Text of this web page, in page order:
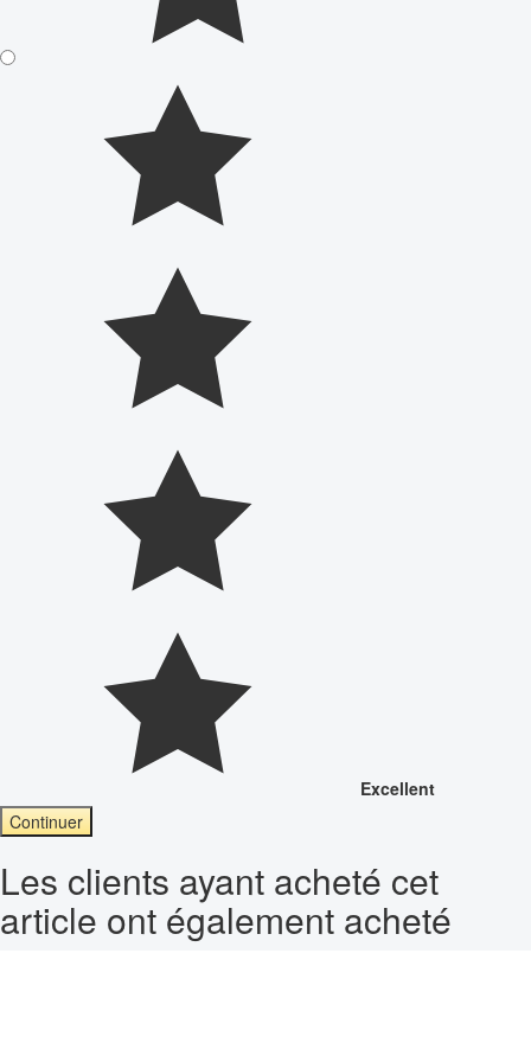
Excellent
Continuer
Les clients ayant acheté cet
article ont également acheté